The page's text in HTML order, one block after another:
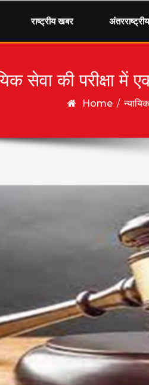
राष्ट्रीय खबर
सेवा की परीक्षा में
Home /